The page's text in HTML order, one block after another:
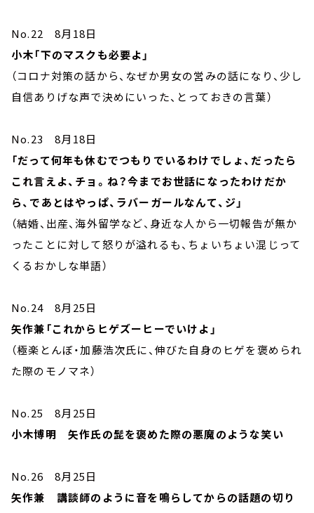
No.22 8月18日
小木「下のマスクも必要よ」
（コロナ対策の話から、なぜか男女の営みの話になり、少し
自信ありげな声で決めにいった、とっておきの言葉）
No.23 8月18日
「だって何年も休むでつもりでいるわけでしょ、だったら
これ言えよ、チョ。ね？今までお世話になったわけだか
ら、であとはやっぱ、ラバーガールなんて、ジ」
（結婚、出産、海外留学など、身近な人から一切報告が無か
ったことに対して怒りが溢れるも、ちょいちょい混じって
くるおかしな単語）
No.24 8月25日
矢作兼「これからヒゲズーヒーでいけよ」
（極楽とんぼ・加藤浩次氏に、伸びた自身のヒゲを褒められ
た際のモノマネ）
No.25 8月25日
小木博明 矢作氏の髭を褒めた際の悪魔のような笑い
No.26 8月25日
矢作兼 講談師のように音を鳴らしてからの話題の切り